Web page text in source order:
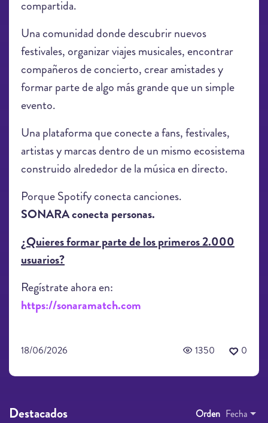
compartida.
Una comunidad donde descubrir nuevos
festivales, organizar viajes musicales, encontrar
compañeros de concierto, crear amistades y
formar parte de algo más grande que un simple
evento.
Una plataforma que conecte a fans, festivales,
artistas y marcas dentro de un mismo ecosistema
construido alrededor de la música en directo.
Porque Spotify conecta canciones.
SONARA conecta personas.
¿Quieres formar parte de los primeros 2.000
usuarios?
Regístrate ahora en:
https://sonaramatch.com
18/06/2026 1350 0
Destacados Orden Fecha